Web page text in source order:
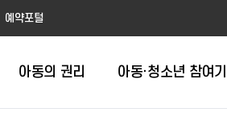
예약포털
아동의 권리 아동·청소년 참여